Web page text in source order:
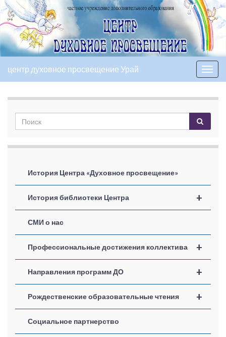
Вкл/
выкл
центр духовное просвещение Урай
История Центра «Духовное просвещение»
+
История библиотеки Центра
СМИ о нас
+
Профессиональные достижения коллектива
+
Направления программ ДО
+
Рождественские образовательные чтения
Социальное партнерство